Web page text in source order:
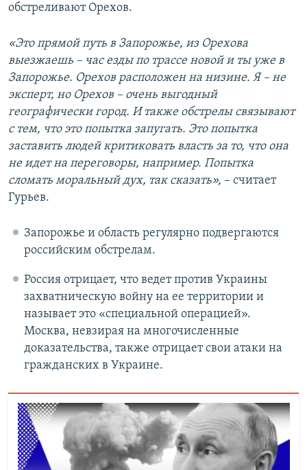
обстреливают Орехов.
«Это прямой путь в Запорожье, из Орехова
выезжаешь – час езды по трассе новой и ты уже в
Запорожье. Орехов расположен на низине. Я – не
эксперт, но Орехов – очень выгодный
географически город. И также обстрелы связывают
с тем, что это попытка запугать. Это попытка
заставить людей критиковать власть за то, что она
не идет на переговоры, например. Попытка
сломать моральный дух, так сказать», – считает
Гурьев.
Запорожье и область регулярно подвергаются
российским обстрелам.
Россия отрицает, что ведет против Украины
захватническую войну на ее территории и
называет это «специальной операцией».
Москва, невзирая на многочисленные
доказательства, также отрицает свои атаки на
гражданских в Украине.